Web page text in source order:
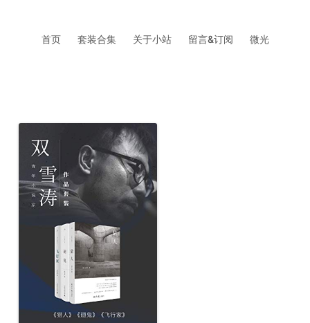
首页 套装合集 关于小站 留言&订阅 微光